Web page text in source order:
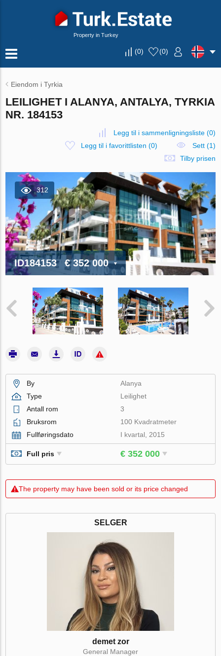
Property in Turkey
(0) (0)
Eiendom i Tyrkia
LEILIGHET I ALANYA, ANTALYA, TYRKIA
NR. 184153
Legg til i sammenligningsliste(0)
Legg til i favorittlisten (0)
Sett (1)
Tilby prisen
312
ID184153 € 352 000
By
Alanya
Type
Leilighet
Antall rom
3
Bruksrom
100 Kvadratmeter
Fullføringsdato
I kvartal, 2015
Full pris € 352 000
The property may have been sold or its price changed
SELGER
demet zor
General Manager